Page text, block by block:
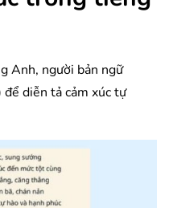
Anh, người bản ngữ
diễn tả cảm xúc tự